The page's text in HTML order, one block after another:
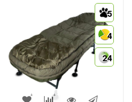
5
4
24